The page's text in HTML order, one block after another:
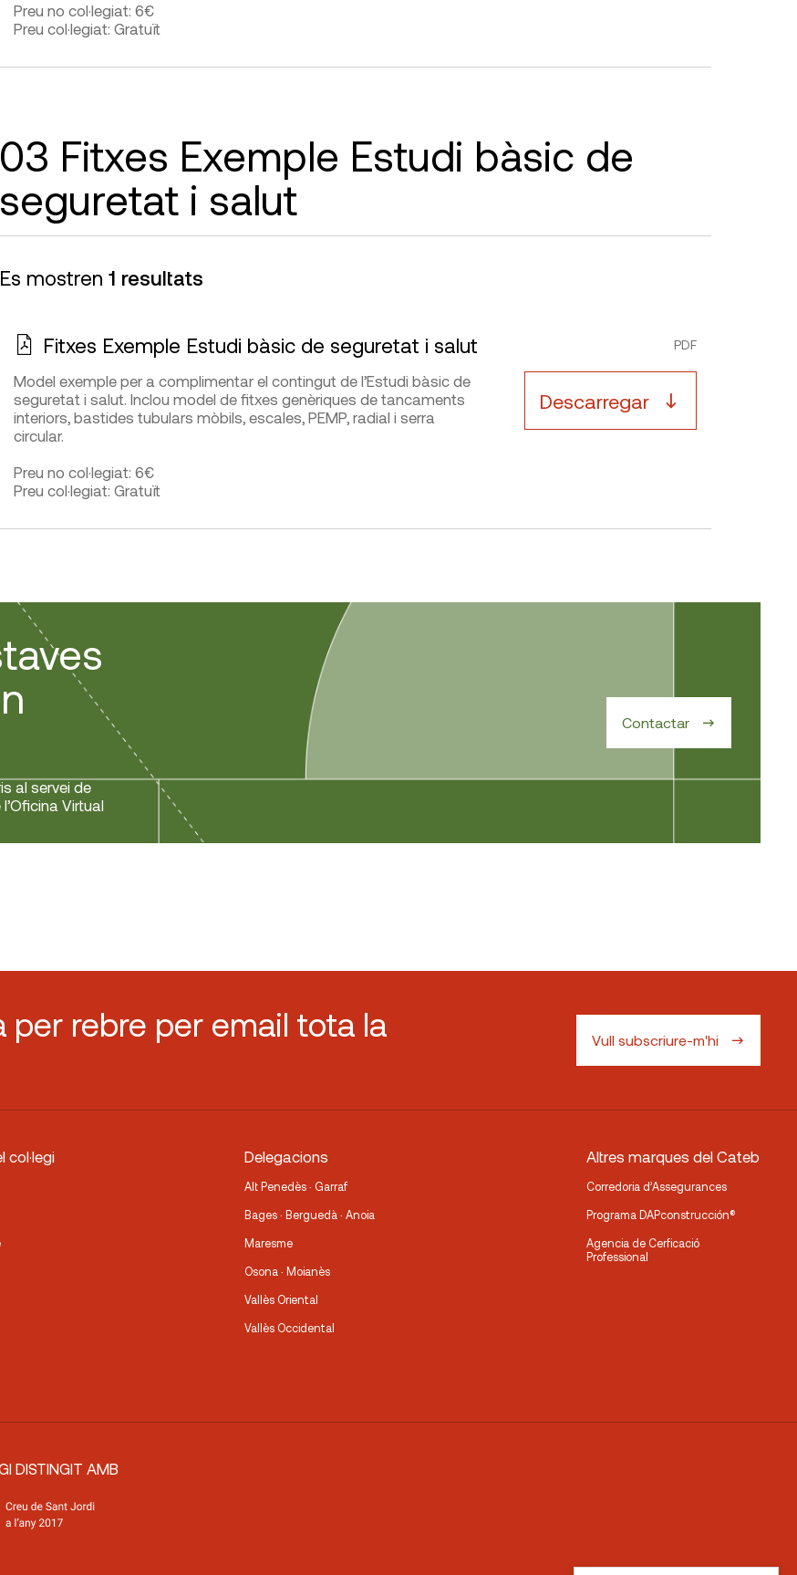
Preu no col·legiat: 6€
Preu col·legiat: Gratuït
03 Fitxes Exemple Estudi bàsic de
seguretat i salut
Es mostren1 resultats
Fitxes Exemple Estudi bàsic de seguretat i salut PDF
Model exemple per a complimentar el contingut de l’Estudi bàsic de
seguretat i salut. Inclou model de fitxes genèriques de tancaments
interiors, bastides tubulars mòbils, escales, PEMP, radial i serra
circular.
Preu no col·legiat: 6€
Preu col·legiat: Gratuït
Descarregar
al servei de
Virtual
Contactar
rebre per email tota la
Vull subscriure-m'hi
col·legi Delegacions
Alt Penedès · Garraf
Bages · Berguedà · Anoia
Maresme
Osona · Moianès
Vallès Oriental
Vallès Occidental
Altres marques del Cateb
Corredoria d’Assegurances
Programa DAPconstrucción®
Agencia de Cerficació
Professional
DISTINGIT AMB